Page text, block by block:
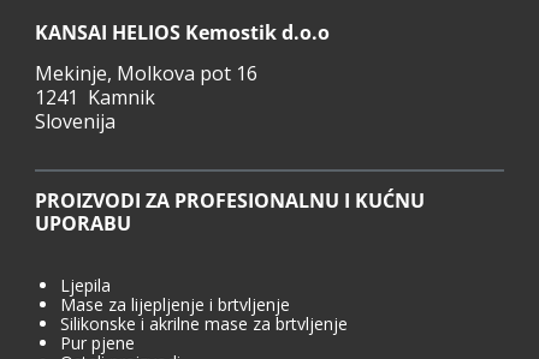
KANSAI HELIOS Kemostik d.o.o
Mekinje, Molkova pot 16
1241 Kamnik
Slovenija
PROIZVODI ZA PROFESIONALNU I KUĆNU
UPORABU
Ljepila
Mase za lijepljenje i brtvljenje
Silikonske i akrilne mase za brtvljenje
Pur pjene